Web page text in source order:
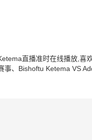
直播准时在线播放,喜
、Bishoftu Ketema VS